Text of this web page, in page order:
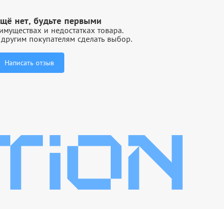
нет, будьте первыми
и недостатках товара.
покупателям сделать выбор.
Написать отзыв